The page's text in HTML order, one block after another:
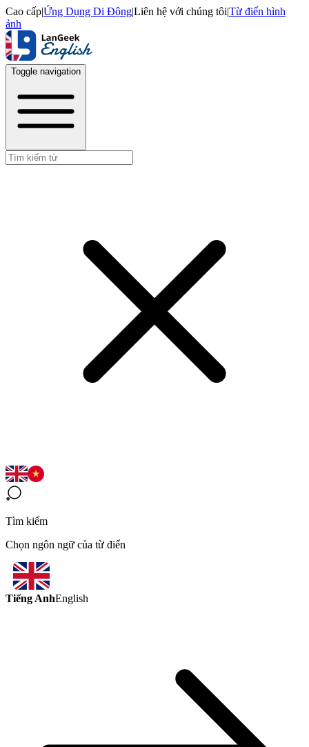
Cao cấp|Ứng Dụng Di Động|Liên hệ với chúng tôi|Từ điển hình
ảnh
Toggle navigation
Tìm kiếm
Chọn ngôn ngữ của từ điển
Tiếng AnhEnglish